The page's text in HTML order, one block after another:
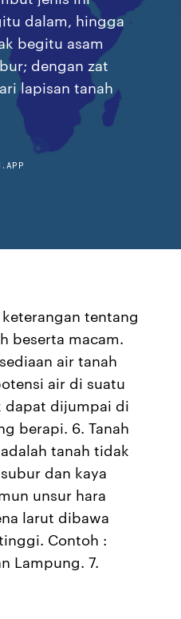
dalam, hingga
begitu asam
dengan zat
lapisan tanah
tentang
beserta macam.
air tanah
air di suatu
dapat dijumpai di
berapi. 6. Tanah
tanah tidak
dan kaya
unsur hara
larut dibawa
Contoh :
Lampung. 7.